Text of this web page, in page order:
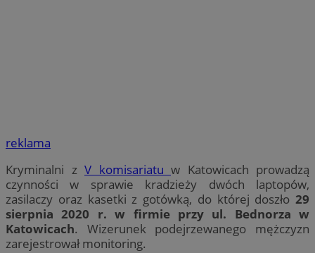
reklama
Kryminalni z V komisariatu w Katowicach prowadzą
czynności w sprawie kradzieży dwóch laptopów,
zasilaczy oraz kasetki z gotówką, do której doszło 29
sierpnia 2020 r. w firmie przy ul. Bednorza w
Katowicach. Wizerunek podejrzewanego mężczyzn
zarejestrował monitoring.